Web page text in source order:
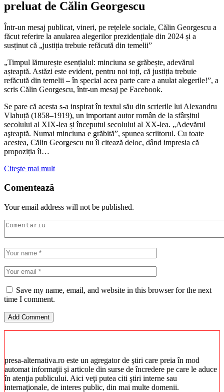
preluat de Călin Georgescu
Într-un mesaj publicat, vineri, pe rețelele sociale, Călin Georgescu a
făcut referire la anularea alegerilor prezidențiale din 2024 și a
susținut că „justiția trebuie refăcută din temelii”
„Timpul lămurește esențialul: minciuna se grăbește, adevărul
așteaptă. Astăzi este evident, pentru noi toți, că justiția trebuie
refăcută din temelii – în special acea parte care a anulat alegerile!”, a
scris Călin Georgescu, într-un mesaj pe Facebook.
Se pare că acesta s-a inspirat în textul său din scrierile lui Alexandru
Vlahuță (1858–1919), un important autor român de la sfârșitul
secolului al XIX-lea și începutul secolului al XX-lea. „Adevărul
aşteaptă. Numai minciuna e grăbită”, spunea scriitorul. Cu toate
acestea, Călin Georgescu nu îl citează deloc, dând impresia că
propoziția îi…
Citeşte mai mult
Comentează
Your email address will not be published.
Save my name, email, and website in this browser for the next
time I comment.
presa-alternativa.ro este un agregator de ştiri care preia în mod
automat informaţii şi articole din surse de încredere pe care le aduce
în atenţia publicului. Aici veţi putea citi ştiri interne sau
internaţionale, de interes public, din mai multe domenii.